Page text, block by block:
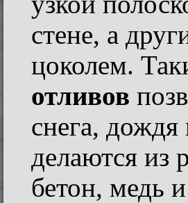
стене, а
цоколем.
отливов
снега,
делаются из
бетон, медь